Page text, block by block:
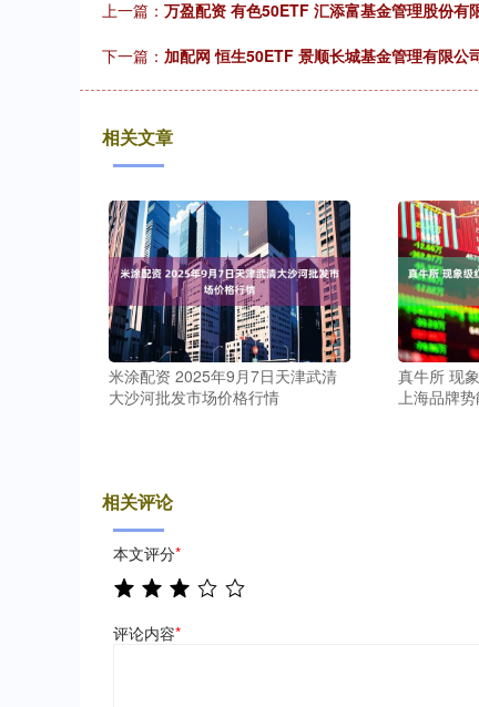
上一篇： 万盈配资 有色50ETF 汇添富基金管理股份
下一篇： 加配网 恒生50ETF 景顺长城基金管理有限
相关文章
米涂配资 2025年9月7日天津武清
大沙河批发市场价格行情
真牛所 现
上海品牌
相关评论
本文评分*
评论内容*